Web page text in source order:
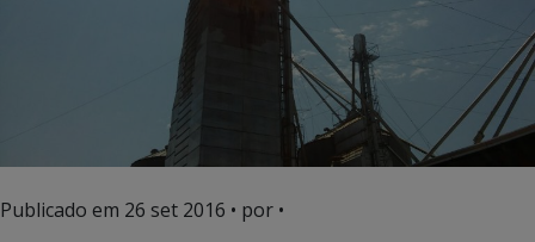
Publicado em 26 set 2016 • por •